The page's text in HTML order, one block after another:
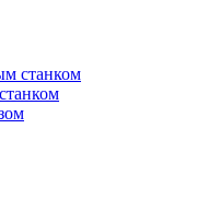
станком